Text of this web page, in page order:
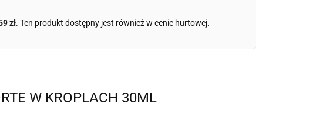
zł. Ten produkt dostępny jest również w cenie hurtowej.
W KROPLACH 30ML